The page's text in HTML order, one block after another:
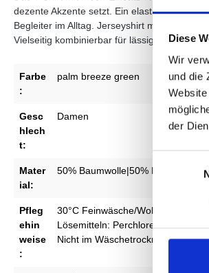
Diese
Wir
und die
der
dezente Akzente setzt. Ein elastischer
Begleiter im Alltag. Jerseyshirt mit Mesh-
Vielseitig kombinierbar für lässige Sommer-
Farbe
:
palm breeze green
Gesc
hlech
t:
Damen
Mater
ial:
50% Baumwolle|50% Modal
Pfleg
ehin
weise
:
30°C Feinwäsche/Wollwäsche
,
Lösemitteln: Perchlorethylen,
Nicht im Wäschetrockner trocknen